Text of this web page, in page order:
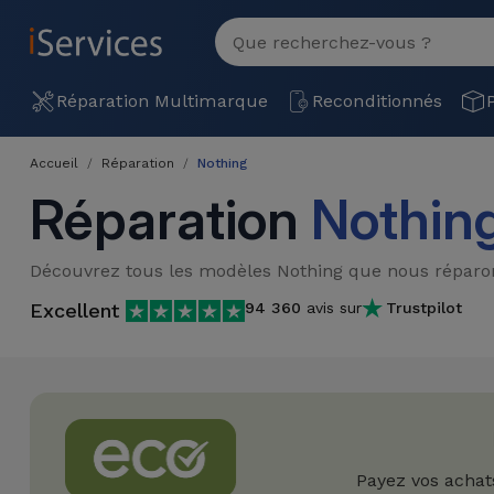
Réparation Multimarque Reconditionnés
MENU
Réparation
Différentes
Causes de
Pannes
/ iMac
iPhone
Reconditionnés
iPads
Reconditionnés
Produits
DJI
Câbles
Magasins
Reprises
Voir
Accueil Réparation Nothing
Réparation
Découvrez tous les modèles Nothing que nous
Excellent 94 360 avis sur Trustpilot
Payez vos